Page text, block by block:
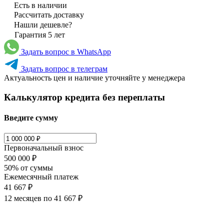
Есть в наличии
Рассчитать доставку
Нашли дешевле?
Гарантия 5 лет
Задать вопрос в WhatsApp
Задать вопрос в телеграм
Актуальность цен и наличие уточняйте у менеджера
Калькулятор кредита без переплаты
Введите сумму
Первоначальный взнос
500 000 ₽
50% от суммы
Ежемесячный платеж
41 667 ₽
12 месяцев по 41 667 ₽